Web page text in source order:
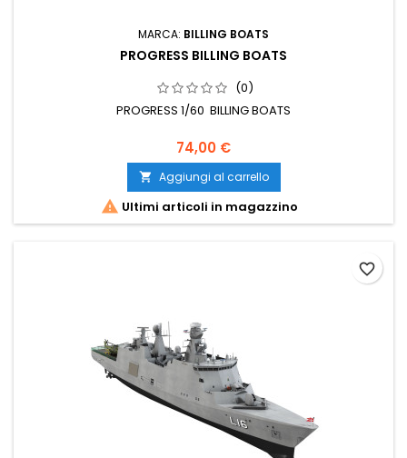
MARCA: BILLING BOATS
PROGRESS BILLING BOATS
(0)
PROGRESS 1/60 BILLING BOATS
74,00 €
 Aggiungi al carrello
 Ultimi articoli in magazzino
favorite_border